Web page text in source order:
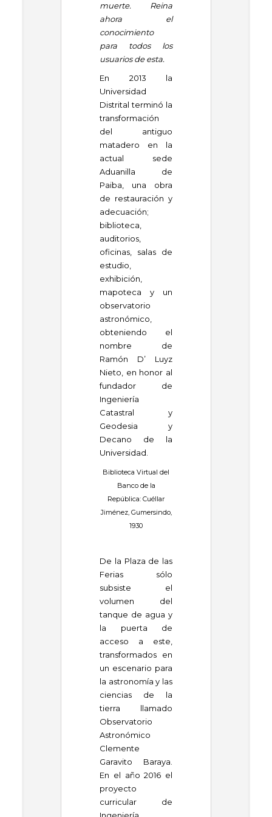
muerte. Reina
ahora el
conocimiento
para todos los
usuarios de esta.
En 2013 la
Universidad
Distrital terminó la
transformación
del antiguo
matadero en la
actual sede
Aduanilla de
Paiba, una obra
de restauración y
adecuación;
biblioteca,
auditorios,
oficinas, salas de
estudio,
exhibición,
mapoteca y un
observatorio
astronómico,
obteniendo el
nombre de
Ramón D’ Luyz
Nieto, en honor al
fundador de
Ingeniería
Catastral y
Geodesia y
Decano de la
Universidad.
Biblioteca Virtual del
Banco de la
República: Cuéllar
Jiménez, Gumersindo,
1930
De la Plaza de las
Ferias sólo
subsiste el
volumen del
tanque de agua y
la puerta de
acceso a este,
transformados en
un escenario para
la astronomía y las
ciencias de la
tierra llamado
Observatorio
Astronómico
Clemente
Garavito Baraya.
En el año 2016 el
proyecto
curricular de